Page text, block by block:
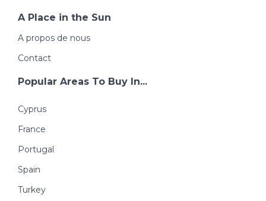
A Place in the Sun
A propos de nous
Contact
Popular Areas To Buy In...
Cyprus
France
Portugal
Spain
Turkey